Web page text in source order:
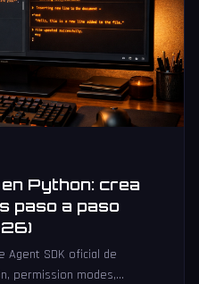
Python: crea
paso a paso
Agent SDK oficial de
permission modes,